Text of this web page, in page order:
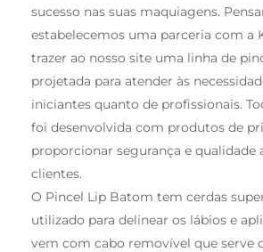
sucesso nas suas maquiagens.
estabelecemos uma parceria com a
trazer ao nosso site uma linha de
projetada para atender às
iniciantes quanto de profissionais.
foi desenvolvida com produtos de
proporcionar segurança e qualidade
clientes.
O Pincel Lip Batom tem cerdas
utilizado para delinear os lábios e
vem com cabo removível que serve